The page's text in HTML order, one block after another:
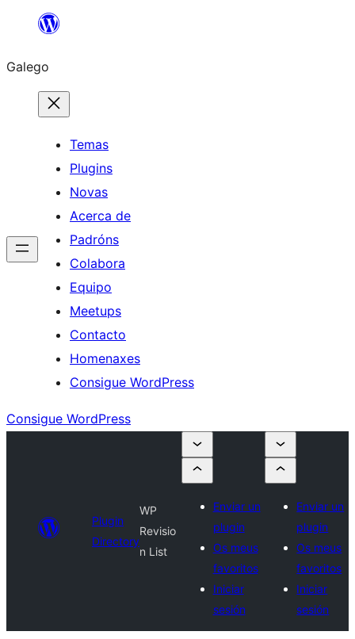
Saltar
contido
Galego
Temas
Plugins
Novas
Acerca de
Padróns
Colabora
Equipo
Meetups
Contacto
Homenaxes
Consigue WordPress
Consigue WordPress
Plugin
Directory
WP
Revisio
n List
Enviar un
plugin
Os meus
favoritos
Iniciar
sesión
Enviar un
plugin
Os meus
favoritos
Iniciar
sesión